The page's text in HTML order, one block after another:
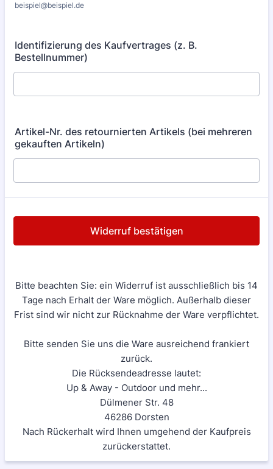
beispiel@beispiel.de
Identifizierung des Kaufvertrages (z. B.
Bestellnummer)
Artikel-Nr. des retournierten Artikels (bei mehreren
gekauften Artikeln)
Widerruf bestätigen
Bitte beachten Sie: ein Widerruf ist ausschließlich bis 14
Tage nach Erhalt der Ware möglich. Außerhalb dieser
Frist sind wir nicht zur Rücknahme der Ware verpflichtet.
Bitte senden Sie uns die Ware ausreichend frankiert
zurück.
Die Rücksendeadresse lautet:
Up & Away - Outdoor und mehr...
Dülmener Str. 48
46286 Dorsten
Nach Rückerhalt wird Ihnen umgehend der Kaufpreis
zurückerstattet.